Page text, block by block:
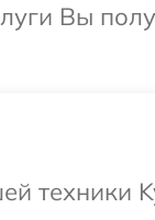
Вы
техники